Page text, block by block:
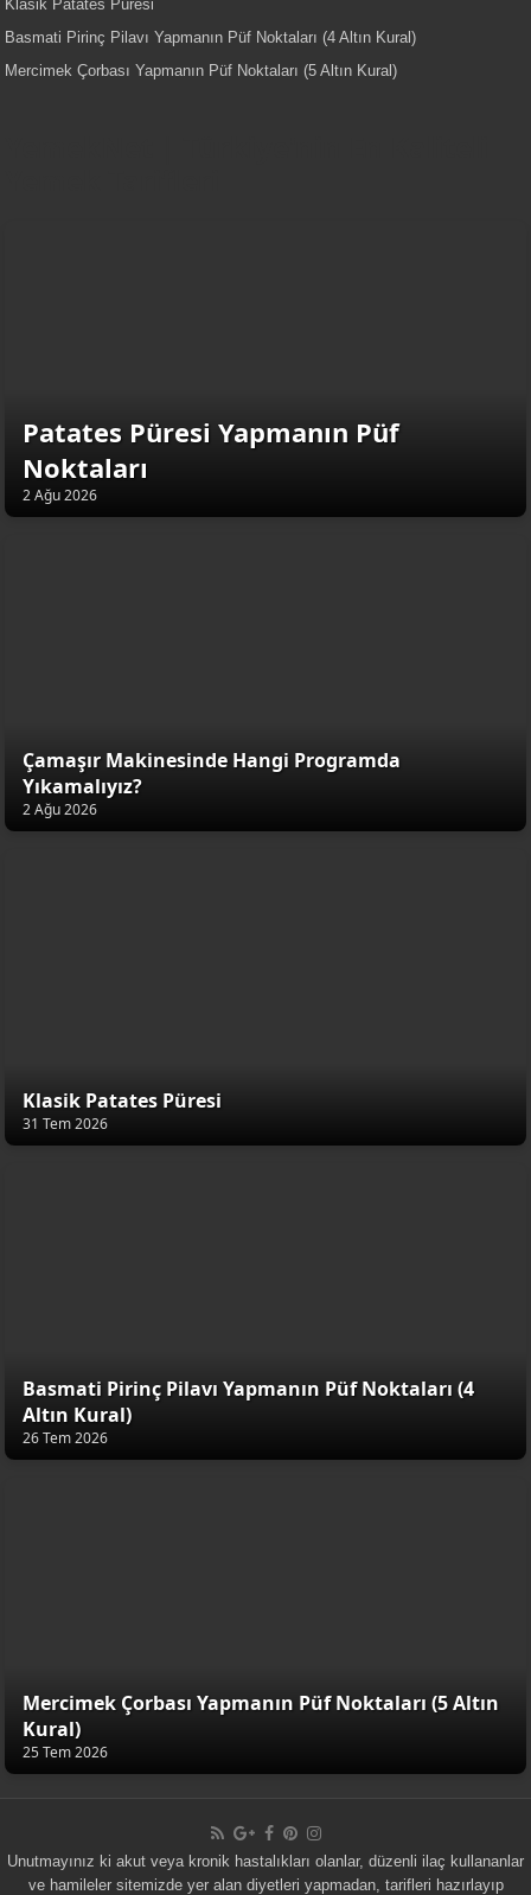
Klasik Patates Püresi
Basmati Pirinç Pilavı Yapmanın Püf Noktaları (4 Altın Kural)
Mercimek Çorbası Yapmanın Püf Noktaları (5 Altın Kural)
Patates Püresi Yapmanın Püf
Noktaları
2 Ağu 2026
Çamaşır Makinesinde Hangi Programda
Yıkamalıyız?
2 Ağu 2026
Klasik Patates Püresi
31 Tem 2026
Basmati Pirinç Pilavı Yapmanın Püf Noktaları (4
Altın Kural)
26 Tem 2026
Mercimek Çorbası Yapmanın Püf Noktaları (5 Altın
Kural)
25 Tem 2026
Unutmayınız ki akut veya kronik hastalıkları olanlar, düzenli ilaç kullananlar
ve hamileler sitemizde yer alan diyetleri yapmadan, tarifleri hazırlayıp